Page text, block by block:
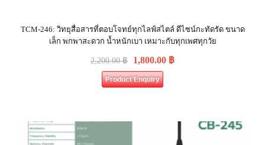
TCM-246: วิทยุสื่อสารที่ตอบโจทย์ทุกไลฟ์สไตล์ ดีไซน์กะทัดรัด ขนาด
เล็ก พกพาสะดวก น้ำหนักเบา เหมาะกับทุกเพศทุกวัย
2,200.00฿ 1,800.00 ฿
Product Enquiry